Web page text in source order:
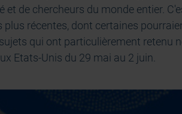
de chercheurs du monde entier.
récentes, dont certaines
qui ont particulièrement retenu
Etats-Unis du 29 mai au 2 juin.